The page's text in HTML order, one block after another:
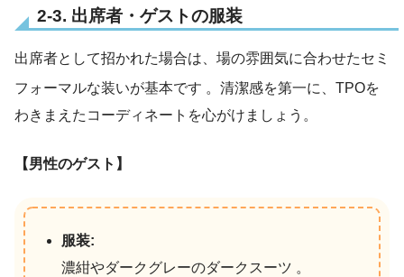
2-3. 出席者・ゲストの服装
出席者として招かれた場合は、場の雰囲気に合わせたセミ
フォーマルな装いが基本です 。清潔感を第一に、TPOを
わきまえたコーディネートを心がけましょう。
【男性のゲスト】
服装:
濃紺やダークグレーのダークスーツ 。